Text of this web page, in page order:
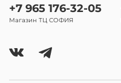
+7 965 176-32-05
Магазин ТЦ СОФИЯ